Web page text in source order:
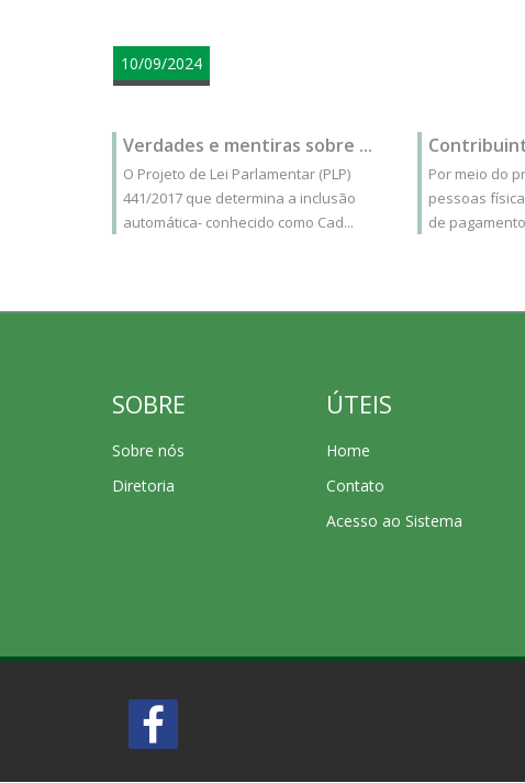
10/09/2024
Verdades e mentiras sobre ...
O Projeto de Lei Parlamentar (PLP)
441/2017 que determina a inclusão
automática- conhecido como Cad...
Por meio do
pessoas
de
SOBRE
Sobre nós
Diretoria
ÚTEIS
Home
Contato
Acesso ao Sistema